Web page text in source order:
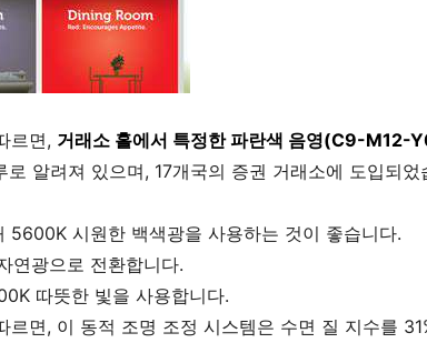
르면, 거래소 홀에서 특정한 파란색 음영(C9-M12-
알려져 있으며, 17개국의 증권 거래소에 도입되었
5600K 시원한 백색광을 사용하는 것이 좋습니다.
연광으로 전환합니다.
따뜻한 빛을 사용합니다.
면, 이 동적 조명 조정 시스템은 수면 질 지수를